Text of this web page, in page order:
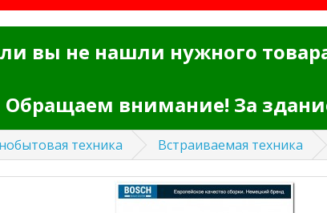
вы не нашли нужного
Обращаем внимание! За
техника Встраиваемая техника